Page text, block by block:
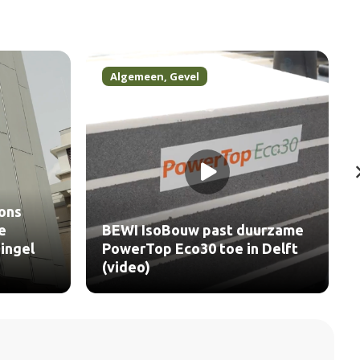
Delft
Algemeen, Projecten
Aalborg White draagt bij aan
de restauratie van The Grand
Nieuwpoort (video)